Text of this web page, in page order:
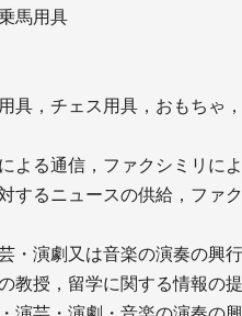
馬用具
具，チェス用具，おもちゃ
よる通信，ファクシミリに
するニュースの供給，ファ
・演劇又は音楽の演奏の興
教授，留学に関する情報の提